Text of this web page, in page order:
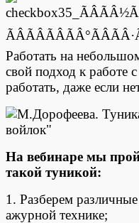
Работать на
свой подход к работе
работать, даже если
На вебинаре мы
такой туникой:
1. Разберем
ажурной технике;